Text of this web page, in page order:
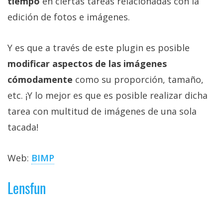
edición de fotos e imágenes.
Y es que a través de este plugin es posible
modificar aspectos de las imágenes
cómodamente como su proporción, tamaño,
etc. ¡Y lo mejor es que es posible realizar dicha
tarea con multitud de imágenes de una sola
tacada!
Web: BIMP
Lensfun